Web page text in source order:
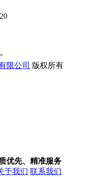
限公司 版权所有
优先、精准服务
于我们 联系我们